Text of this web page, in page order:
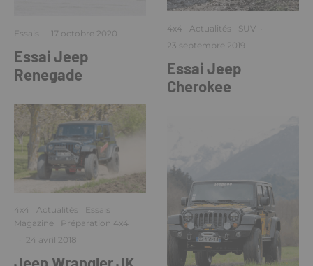
Essais · 17 octobre 2020
Essai Jeep
Renegade
4x4 Actualités
Essais
Magazine
Préparation 4x4
· 24 avril 2018
4x4 Actualités SUV ·
23 septembre 2019
Essai Jeep
Cherokee